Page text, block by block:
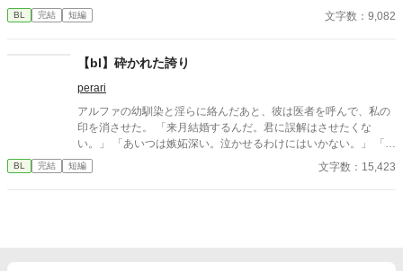
定。■『それは愛か本能か』と同じ世界設定です。関係は一切な
し。
BL 完結 短編 文字数：9,082
【bl】砕かれた誇り
perari
アルファの幼馴染と淫らに絡んだあと、彼は医者を呼んで、私の
印を消させた。 「来月結婚するんだ。君に誤解はさせたくな
い。」 「あいつは嫉妬深い。泣かせるわけにはいかない。」 「君
ももう年頃の残り物のオメガだろ？ 俺の印をつけたまま、他の
アルファとお見合いするなんてありえない。」 彼は冷たく、けれ
BL 完結 短編 文字数：15,423